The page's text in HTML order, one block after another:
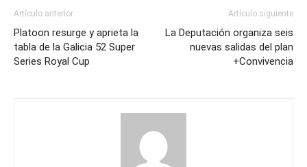
Artículo anterior
Platoon resurge y aprieta la
tabla de la Galicia 52 Super
Series Royal Cup
Artículo siguiente
La Deputación organiza seis
nuevas salidas del plan
+Convivencia